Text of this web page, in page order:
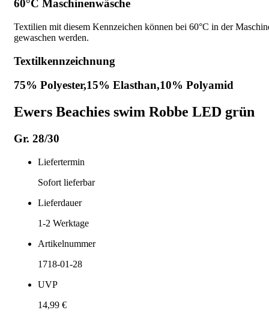
60°C Maschinenwäsche
Textilien mit diesem Kennzeichen können bei 60°C in der
gewaschen werden.
Textilkennzeichnung
75% Polyester,15% Elasthan,10% Polyamid
Ewers Beachies swim Robbe LED grün
Gr. 28/30
Liefertermin
Sofort lieferbar
Lieferdauer
1-2 Werktage
Artikelnummer
1718-01-28
UVP
14,99 €